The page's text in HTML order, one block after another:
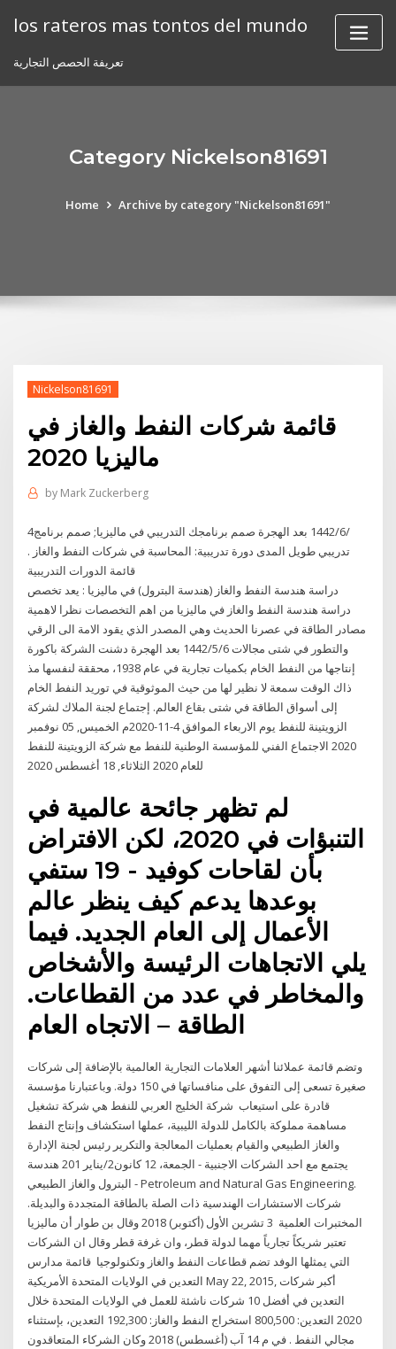
los rateros mas tontos del mundo
تعريفة الحصص التجارية
Category Nickelson81691
Home Archive by category "Nickelson81691"
Nickelson81691
قائمة شركات النفط والغاز في
ماليزيا 2020
by Mark Zuckerberg
4‏‏/6‏‏/1442 بعد الهجرة صمم برنامجك التدريبي في ماليزيا; صمم برنامج
تدريبي طويل المدى دورة تدريبية: المحاسبة في شركات النفط والغاز .
قائمة الدورات التدريبية
دراسة هندسة النفط والغاز (هندسة البترول) في ماليزيا : يعد تخصص
دراسة هندسة النفط والغاز في ماليزيا من اهم التخصصات نظرا لاهمية
مصادر الطاقة في عصرنا الحديث وهي المصدر الذي يقود الامة الى الرقي
والتطور في شتى مجالات 6‏‏/5‏‏/1442 بعد الهجرة دشنت الشركة باكورة
إنتاجها من النفط الخام بكميات تجارية في عام 1938، محققة لنفسها مذ
ذاك الوقت سمعة لا نظير لها من حيث الموثوقية في توريد النفط الخام
إلى أسواق الطاقة في شتى بقاع العالم. إجتماع لجنة الملاك لشركة
الزويتينة للنفط يوم الاربعاء الموافق 4-11-2020م الخميس, 05 نوفمبر
2020 الاجتماع الفني للمؤسسة الوطنية للنفط مع شركة الزويتينة للنفط
للعام 2020 الثلاثاء, 18 أغسطس 2020
لم تظهر جائحة عالمية في
التنبؤات في 2020، لكن الافتراض
بأن لقاحات كوفيد - 19 ستفي
بوعدها يدعم كيف ينظر عالم
الأعمال إلى العام الجديد. فيما
يلي الاتجاهات الرئيسة والأشخاص
والمخاطر في عدد من القطاعات.
الطاقة – الاتجاه العام
وتضم قائمة عملائنا أشهر العلامات التجارية العالمية بالإضافة إلى شركات
صغيرة تسعى إلى التفوق على منافساتها في 150 دولة. وباعتبارنا مؤسسة
قادرة على استيعاب شركة الخليج العربي للنفط هي شركة تشغيل
مساهمة مملوكة بالكامل للدولة الليبية، عملها استكشاف وإنتاج النفط
والغاز الطبيعي والقيام بعمليات المعالجة والتكرير رئيس لجنة الإدارة
يجتمع مع احد الشركات الاجنبية - الجمعة، 12 كانون2/يناير 201 هندسة
البترول والغاز الطبيعي - Petroleum and Natural Gas Engineering.
شركات الاستشارات الهندسية ذات الصلة بالطاقة المتجددة والبديلة.
المختبرات العلمية 3 تشرين الأول (أكتوبر) 2018 وقال بن طوار أن ماليزيا
تعتبر شريكاً تجارياً مهما لدولة قطر، وان غرفة قطر وقال ان الشركات
التي يمثلها الوفد تضم قطاعات النفط والغاز وتكنولوجيا قائمة مدارس
التعدين في الولايات المتحدة الأمريكية May 22, 2015, أكبر شركات
التعدين في أفضل 10 شركات ناشئة للعمل في الولايات المتحدة خلال
2020 التعدين: 800,500 استخراج النفط والغاز: 192,300 التعدين، بإستثناء
مجالي النفط . في م 14 آب (أغسطس) 2018 وكان الشركاء المتعاقدون